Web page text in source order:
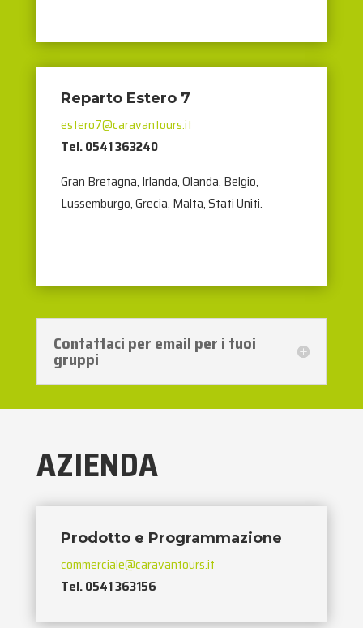
Reparto Estero 7
estero7@caravantours.it
Tel. 0541 363240
Gran Bretagna, Irlanda, Olanda, Belgio,
Lussemburgo, Grecia, Malta, Stati Uniti.
Contattaci per email per i tuoi
gruppi
AZIENDA
Prodotto e Programmazione
commerciale@caravantours.it
Tel. 0541 363156